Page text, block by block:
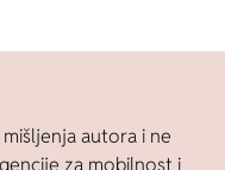
autora i ne
za mobilnost i